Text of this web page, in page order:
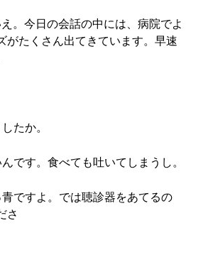
。今日の会話の中には、病院でよ
がたくさん出てきています。早速
たか。
です。食べても吐いてしまうし。
ですよ。では聴診器をあてるの
さ